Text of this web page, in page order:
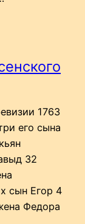
1763
его сына
32
сын Егор 4
Федора